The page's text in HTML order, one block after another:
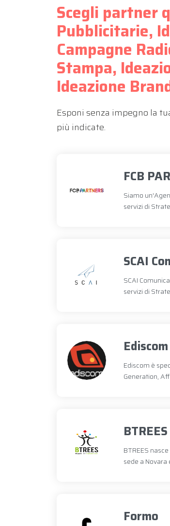
Scegli partner
Pubblicitarie,
Campagne
Stampa,
Ideazione
Esponi senza impegno la
più indicate.
FCB
Siamo
servizi di
SCAI
SCAI
servizi di
Ediscom
Ediscom è
Generation,
BTREES
BTREES
sede a
Formo